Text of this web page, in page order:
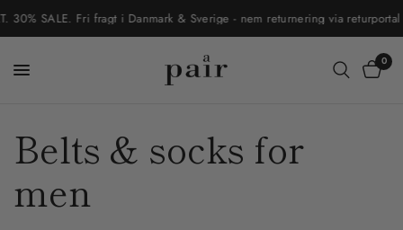
30% SALE. Fri fragt i Danmark & Sverige - nem returnering via returportal
0
Belts & socks for
men